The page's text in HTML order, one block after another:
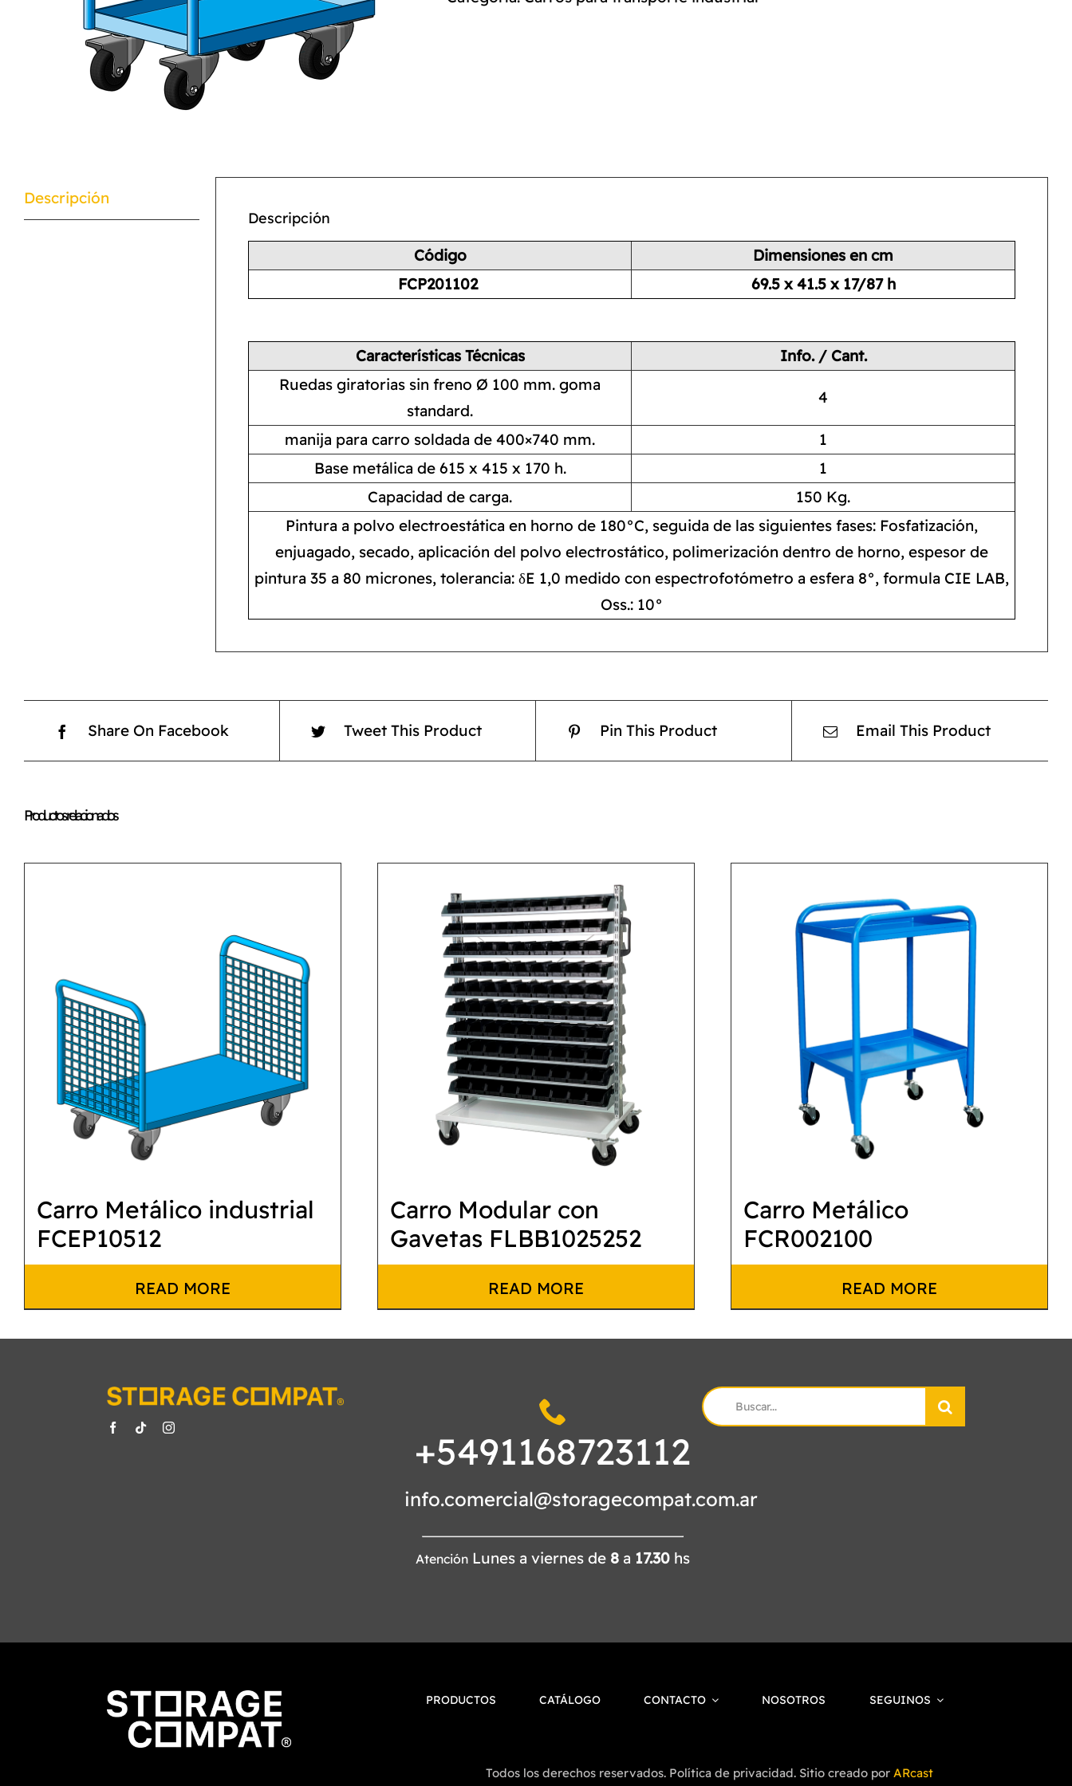
Descripción
Descripción
Código
Dimensiones en cm
FCP201102
69.5 x 41.5 x 17/87 h
Características Técnicas
Info. / Cant.
Ruedas giratorias sin freno Ø 100 mm. goma
standard.
4
manija para carro soldada de 400×740 mm.
1
Base metálica de 615 x 415 x 170 h.
1
Capacidad de carga.
150 Kg.
Pintura a polvo electroestática en horno de 180°C, seguida de las siguientes fases: Fosfatización,
enjuagado, secado, aplicación del polvo electrostático, polimerización dentro de horno, espesor de
pintura 35 a 80 micrones, tolerancia: δE 1,0 medido con espectrofotómetro a esfera 8°, formula CIE LAB,
Oss.: 10°
Share On Facebook Tweet This Product Pin This Product Email This Product
Productos relacionados
Carro Metálico industrial
FCEP10512
READ MORE
Carro Modular con
Gavetas FLBB1025252
READ MORE
Carro Metálico
FCR002100
READ MORE
+5491168723112
info.comercial@storagecompat.com.ar
Atención Lunes a viernes de 8 a 17.30 hs
Search
for:
PRODUCTOS CATÁLOGO CONTACTO NOSOTROS SEGUINOS
Todos los derechos reservados. Política de privacidad. Sitio creado por ARcast